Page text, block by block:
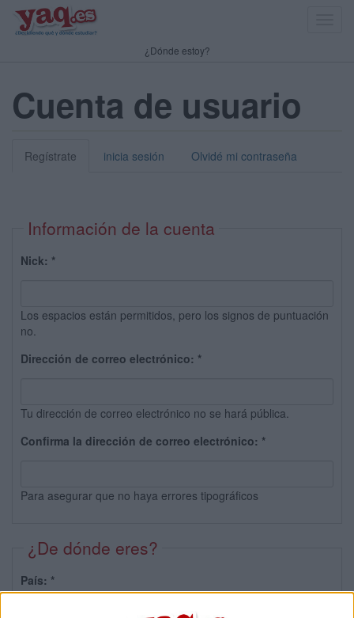
¿Dónde estoy?
Cuenta de usuario
Regístrate inicia sesión Olvidé mi contraseña
Información de la cuenta
Nick: *
Los espacios están permitidos, pero los signos de puntuación
no.
Dirección de correo electrónico: *
Tu dirección de correo electrónico no se hará pública.
Confirma la dirección de correo electrónico: *
Para asegurar que no haya errores tipográficos
¿De dónde eres?
País: *